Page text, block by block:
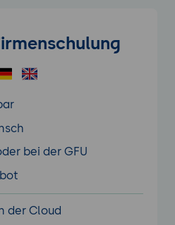
bei der GFU
der Cloud